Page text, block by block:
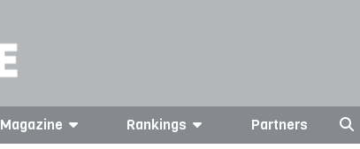
Magazine Rankings Partners